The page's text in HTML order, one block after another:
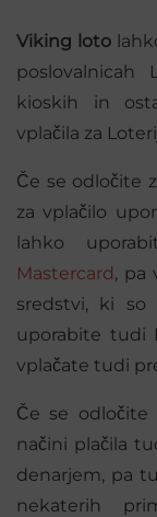
Viking loto
poslovalnicah
kioskih in
vplačila za
Če se odločite
za vplačilo
lahko
Mastercard, pa
sredstvi, ki so
uporabite tudi
vplačate tudi
Če se
načini plačila
denarjem, pa
nekaterih